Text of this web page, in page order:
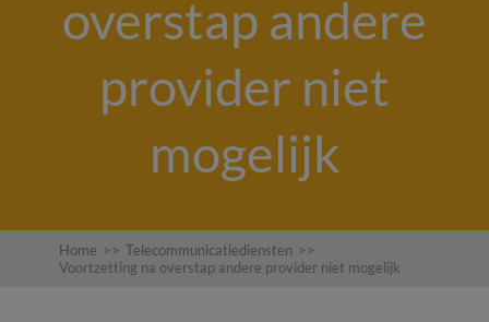
overstap andere
provider niet
mogelijk
Home >> Telecommunicatiediensten >>
Voortzetting na overstap andere provider niet mogelijk